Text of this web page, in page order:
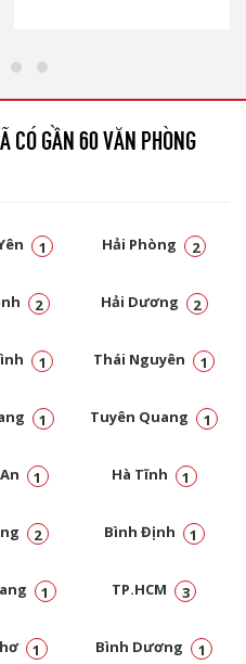
CÓ GẦN 60 VĂN PHÒNG
1 Hải Phòng 2
2 Hải Dương 2
1 Thái Nguyên 1
1 Tuyên Quang 1
1 Hà Tĩnh 1
2 Bình Định 1
1 TP.HCM 3
1 Bình Dương 1